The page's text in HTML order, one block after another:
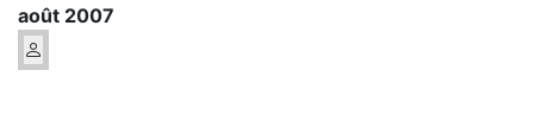
août 2007